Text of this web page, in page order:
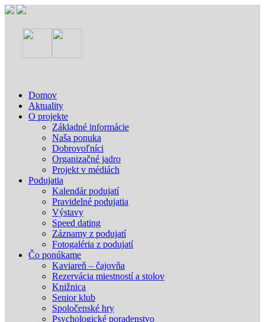
Domov
Aktuality
O projekte
Základné informácie
Naša ponuka
Dobrovoľníci
Organizačné jadro
Projekt v médiách
Podujatia
Kalendár podujatí
Pravidelné podujatia
Výstavy
Speed dating
Záznamy z podujatí
Fotogaléria z podujatí
Čo ponúkame
Kaviareň – čajovňa
Rezervácia miestností a stolov
Knižnica
Senior klub
Spoločenské hry
Psychologické poradenstvo